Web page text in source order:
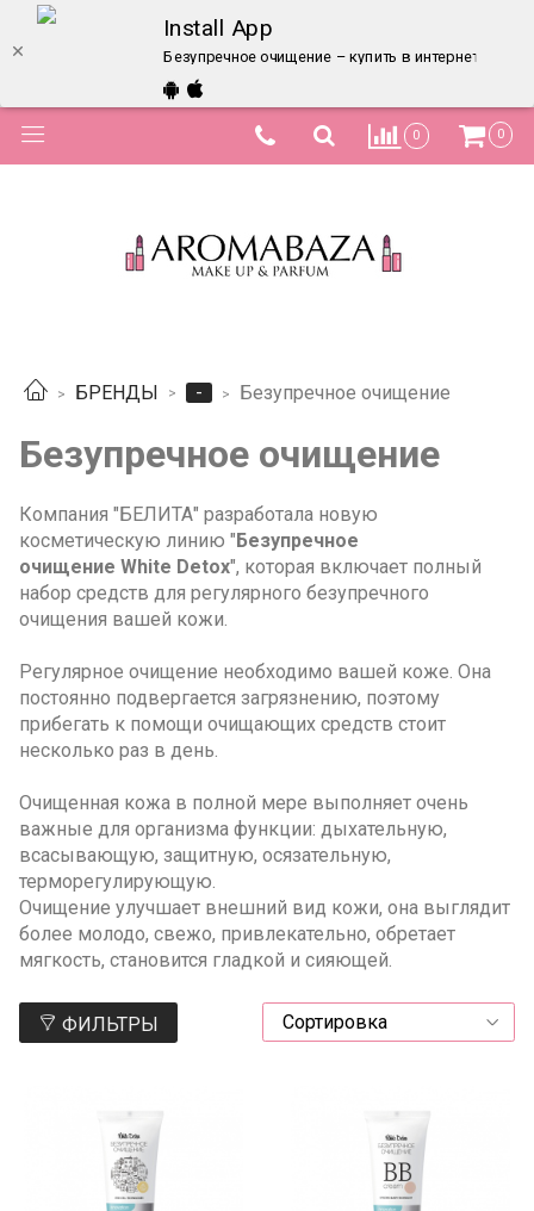
Install App
Безупречное очищение – купить в интернет-
0 0
БРЕНДЫ - Безупречное очищение
Безупречное очищение
Компания "БЕЛИТА" разработала новую
косметическую линию "Безупречное
очищение White Detox", которая включает полный
набор средств для регулярного безупречного
очищения вашей кожи.
Регулярное очищение необходимо вашей коже. Она
постоянно подвергается загрязнению, поэтому
прибегать к помощи очищающих средств стоит
несколько раз в день.
Очищенная кожа в полной мере выполняет очень
важные для организма функции: дыхательную,
всасывающую, защитную, осязательную,
терморегулирующую.
Очищение улучшает внешний вид кожи, она выглядит
более молодо, свежо, привлекательно, обретает
мягкость, становится гладкой и сияющей.
ФИЛЬТРЫ